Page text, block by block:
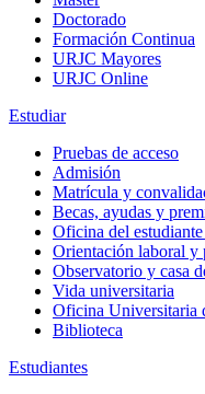
Doctorado
Formación Continua
URJC Mayores
URJC Online
Estudiar
Pruebas de acceso
Admisión
Matrícula y
Becas, ayudas y
Oficina del
Orientación laboral y
Observatorio y casa
Vida universitaria
Oficina Universitaria
Biblioteca
Estudiantes